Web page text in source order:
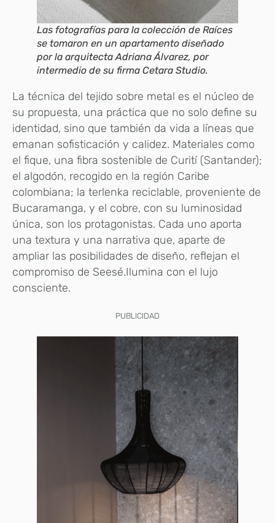
Las fotografías para la colección de Raíces
se tomaron en un apartamento diseñado
por la arquitecta Adriana Álvarez, por
intermedio de su firma Cetara Studio.
La técnica del tejido sobre metal es el núcleo de
su propuesta, una práctica que no solo define su
identidad, sino que también da vida a líneas que
emanan sofisticación y calidez. Materiales como
el fique, una fibra sostenible de Curití (Santander);
el algodón, recogido en la región Caribe
colombiana; la terlenka reciclable, proveniente de
Bucaramanga, y el cobre, con su luminosidad
única, son los protagonistas. Cada uno aporta
una textura y una narrativa que, aparte de
ampliar las posibilidades de diseño, reflejan el
compromiso de Seesé.Ilumina con el lujo
consciente.
PUBLICIDAD